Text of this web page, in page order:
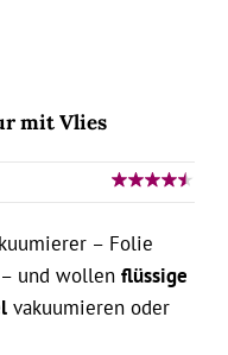
mit Vlies
– Folie
und wollen flüssige
vakuumieren oder